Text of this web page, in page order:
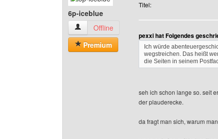
6p-iceblue
6p-iceblue Benutzer-Profile anzeigen
Offline
Premium
Titel:
pexxi hat Folgendes
Ich würde
wegstreichen. Das heißt
die Seiten in seinem
seh ich schon lange so. seit
der plauderecke.
da fragt man sich, warum